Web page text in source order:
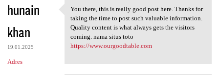
hunain
khan
19.01.2025
Adres
You there, this is really
You there, this is really good post here. Thanks for
taking the time to post such valuable information.
Quality content is what always gets the visitors
coming. nama situs toto
https://www.ourgoodtable.com